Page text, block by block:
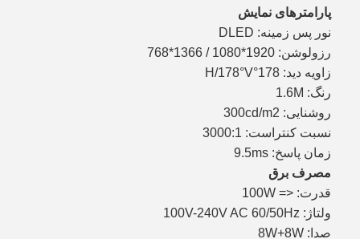
پارامترهای نمایش
نور پس زمینه: DLED
رزولوشن: 1920*1080 / 1366*768
زاویه دید: 178°H/178°V
رنگ: 1.6M
روشنایی: 300cd/m2
نسبت کنتراست: 3000:1
زمان پاسخ: 9.5ms
مصرف برق
قدرت: <= 100W
ولتاژ: 100V-240V AC 60/50Hz
صدا: 8W+8W